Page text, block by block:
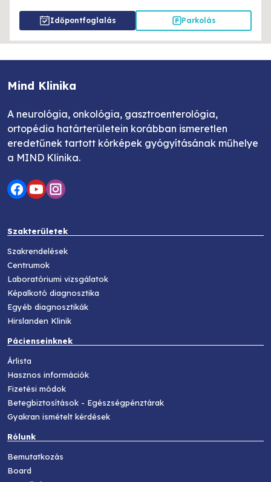
Időpontfoglalás Parkolás
Mind Klinika
A neurológia, onkológia, gasztroenterológia,
ortopédia határterületein korábban ismeretlen
eredetűnek tartott kórképek gyógyításának műhelye
a MIND Klinika.
Szakterületek
Szakrendelések
Centrumok
Laboratóriumi vizsgálatok
Képalkotó diagnosztika
Egyéb diagnosztikák
Hirslanden Klinik
Pácienseinknek
Árlista
Hasznos információk
Fizetési módok
Betegbiztosítások - Egészségpénztárak
Gyakran ismételt kérdések
Rólunk
Bemutatkozás
Board